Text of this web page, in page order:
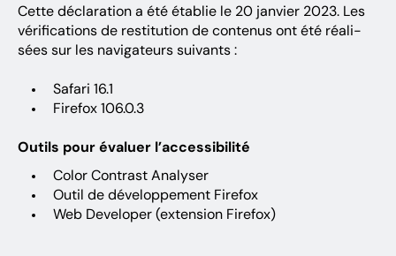
Cette décla­ra­tion a été établie le 20 janvier 2023. Les
véri­fi­ca­tions de resti­tu­tion de conte­nus ont été réali­
sées sur les navi­ga­teurs suivants :
Safari 16.1
Firefox 106.0.3
Outils pour évaluer l’ac­ces­si­bi­lité
Color Contrast Analy­ser
Outil de déve­lop­pe­ment Fire­fox
Web Deve­lo­per (exten­sion Fire­fox)